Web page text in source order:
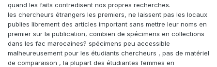
Autre chose, c'est quand même curieux d'évoquer un
problème d'éducation quand on parle d'une personne en
thèse ! Sauf à considérer que l'Université tunisienne c'est
l'équivalent du néant niveau éducation, on est clairement
en présence de quelqu'un qui est éduqué.
quand les faits contredisent nos propres recherches.
les chercheurs étrangers les premiers, ne laissent pas les locaux
publies librement des articles important sans mettre leur noms en
premier sur la publication, combien de spécimens en collections
dans les fac marocaines? spécimens peu accessible
malheureusement pour les étudiants chercheurs , pas de matériel
de comparaison , la plupart des étudiantes femmes en